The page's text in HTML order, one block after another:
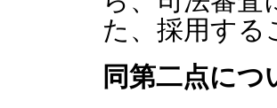
た、採用する
同第二点につ